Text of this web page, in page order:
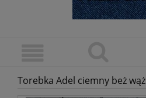
Torebka Adel ciemny beż wąż